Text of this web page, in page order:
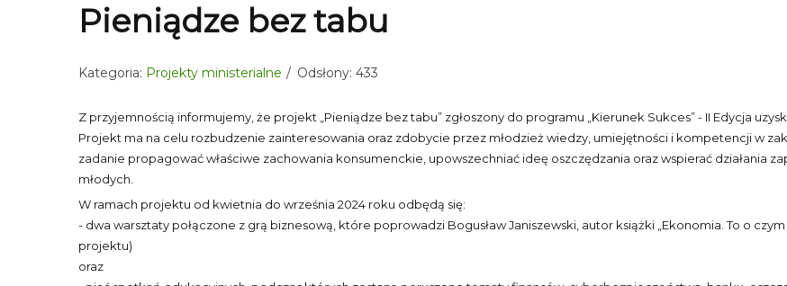
Pieniądze bez tabu
Kategoria: Projekty ministerialne Odsłony: 433
Z przyjemnością informujemy, że projekt „Pieniądze bez tabu” zgłoszony do programu „Kierunek Sukces” - II Edycja
Projekt ma na celu rozbudzenie zainteresowania oraz zdobycie przez młodzież wiedzy, umiejętności i kompetencji w
zadanie propagować właściwe zachowania konsumenckie, upowszechniać ideę oszczędzania oraz wspierać działania
młodych.
W ramach projektu od kwietnia do września 2024 roku odbędą się:
- dwa warsztaty połączone z grą biznesową, które poprowadzi Bogusław Janiszewski, autor książki „Ekonomia. To o
projektu)
oraz